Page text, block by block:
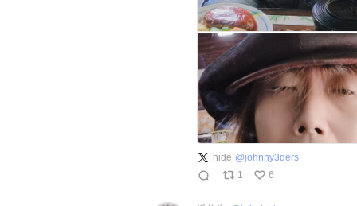
hide @johnny3ders
1
6